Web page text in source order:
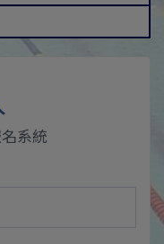
系統